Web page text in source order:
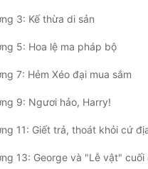
3: Kế thừa di sản
5: Hoa lệ ma pháp bộ
7: Hẻm Xéo đại mua sắm
9: Ngươi hảo, Harry!
11: Giết trả, thoát khỏi cứ
13: George và "Lễ vật" cuối